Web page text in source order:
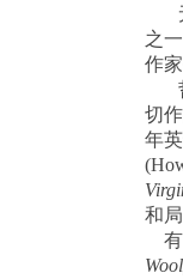
之
作
切
年
和